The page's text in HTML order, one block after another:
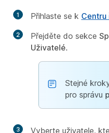
1 Přihlaste se k Centru
2 Přejděte do sekce
Uživatelé.
Stejné
pro správu
3 Vyberte uživatele,